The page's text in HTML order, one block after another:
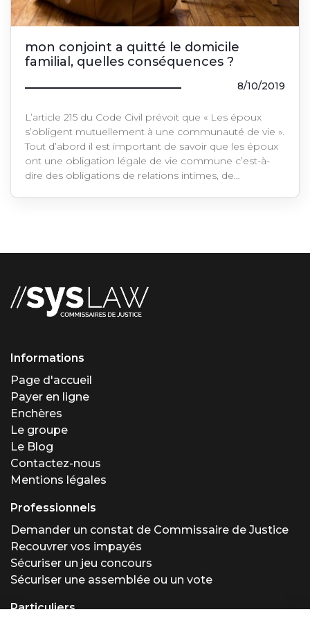
mon conjoint a quitté le domicile
familial, quelles conséquences ?
8/10/2019
L’article 215 du Code Civil prévoit que « Les époux
s’obligent mutuellement à une communauté de vie ».
Tout d’abord il est important de savoir que les époux
ont une obligation légale de vie commune c’est-à-
dire des obligations de relations intimes, de…
Informations
Page d'accueil
Payer en ligne
Enchères
Le groupe
Le Blog
Contactez-nous
Mentions légales
Professionnels
Demander un constat de Commissaire de Justice
Recouvrer vos impayés
Sécuriser un jeu concours
Sécuriser une assemblée ou un vote
Particuliers